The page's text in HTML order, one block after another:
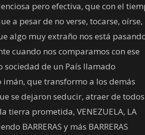
pero efectiva, que con el
a pesar de no verse, tocarse, oírse,
algo muy extraño nos está
cuando nos comparamos con ese
sociedad de un País llamado
imán, que transformo a los demás
se dejaron seducir, atraer de
tierra prometida, VENEZUELA, LA
BARRERAS y más BARRERAS